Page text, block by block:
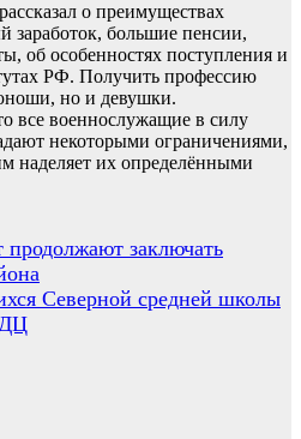
о преимуществах
заработок, большие пенсии,
об особенностях поступления и
РФ. Получить профессию
но и девушки.
все военнослужащие в силу
некоторыми ограничениями,
наделяет их определёнными
заключать
Северной средней школы